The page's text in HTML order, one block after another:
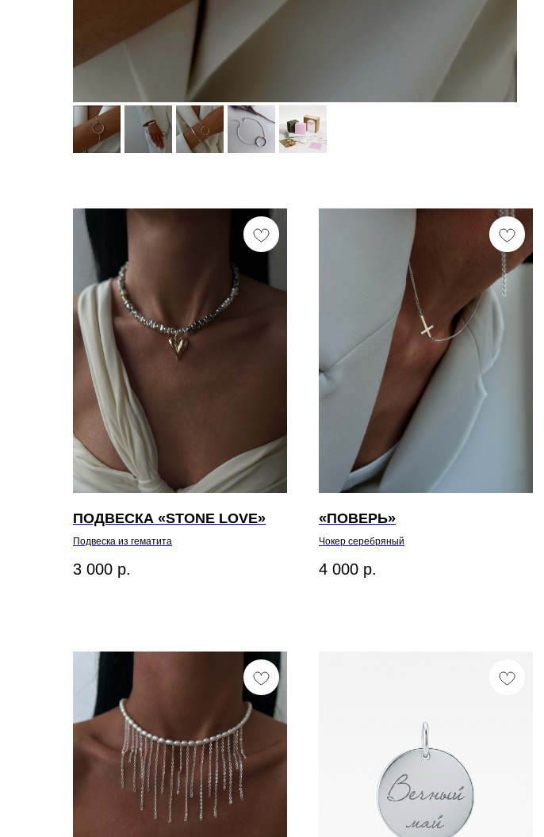
ПОДВЕСКА «STONE LOVE»
Подвеска из гематита
3 000 р.
«ПОВЕРЬ»
Чокер серебряный
4 000 р.